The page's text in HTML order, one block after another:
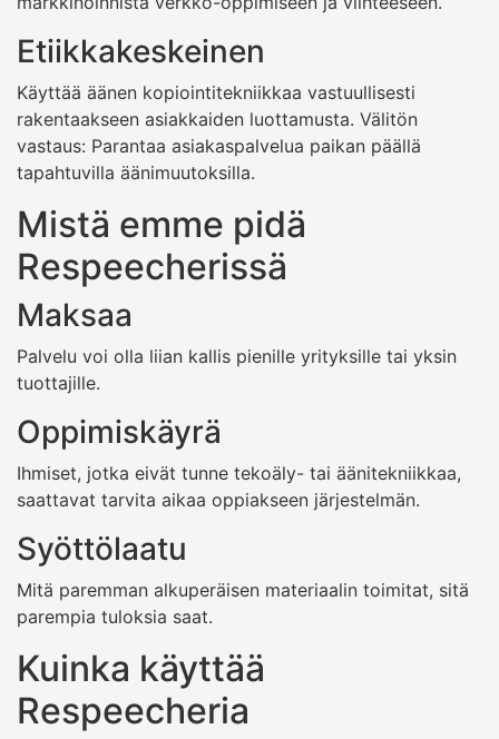
Etiikkakeskeinen
Käyttää äänen kopiointitekniikkaa vastuullisesti
rakentaakseen asiakkaiden luottamusta. Välitön
vastaus: Parantaa asiakaspalvelua paikan päällä
tapahtuvilla äänimuutoksilla.
Mistä emme pidä
Respeecherissä
Maksaa
Palvelu voi olla liian kallis pienille yrityksille tai yksin
tuottajille.
Oppimiskäyrä
Ihmiset, jotka eivät tunne tekoäly- tai äänitekniikkaa,
saattavat tarvita aikaa oppiakseen järjestelmän.
Syöttölaatu
Mitä paremman alkuperäisen materiaalin toimitat, sitä
parempia tuloksia saat.
Kuinka käyttää
Respeecheria